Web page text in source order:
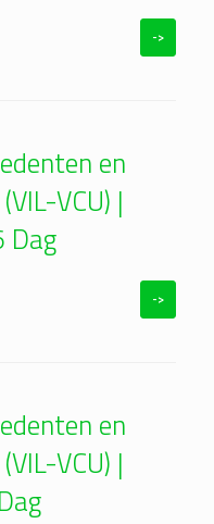
->
en
VCU) |
->
en
VCU) |